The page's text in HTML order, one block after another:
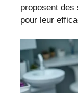
proposent des
pour leur